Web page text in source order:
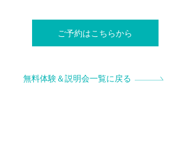
ご予約はこちらから
無料体験＆説明会一覧に戻る